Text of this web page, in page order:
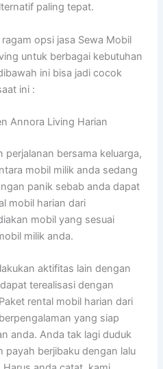
paling tepat.
opsi jasa Sewa Mobil
untuk berbagai kebutuhan
ini bisa jadi cocok
ini :
Annora Living Harian
perjalanan bersama keluarga,
mobil milik anda sedang
panik sebab anda dapat
mobil harian dari
mobil yang sesuai
milik anda.
aktifitas lain dengan
terealisasi dengan
rental mobil harian dari
yang siap
anda. Anda tak lagi duduk
payah berjibaku dengan lalu